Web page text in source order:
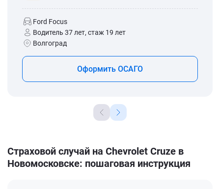
Ford Focus
Водитель 37 лет, стаж 19 лет
Волгоград
Оформить ОСАГО
Страховой случай на Chevrolet Cruze в
Новомосковске: пошаговая инструкция